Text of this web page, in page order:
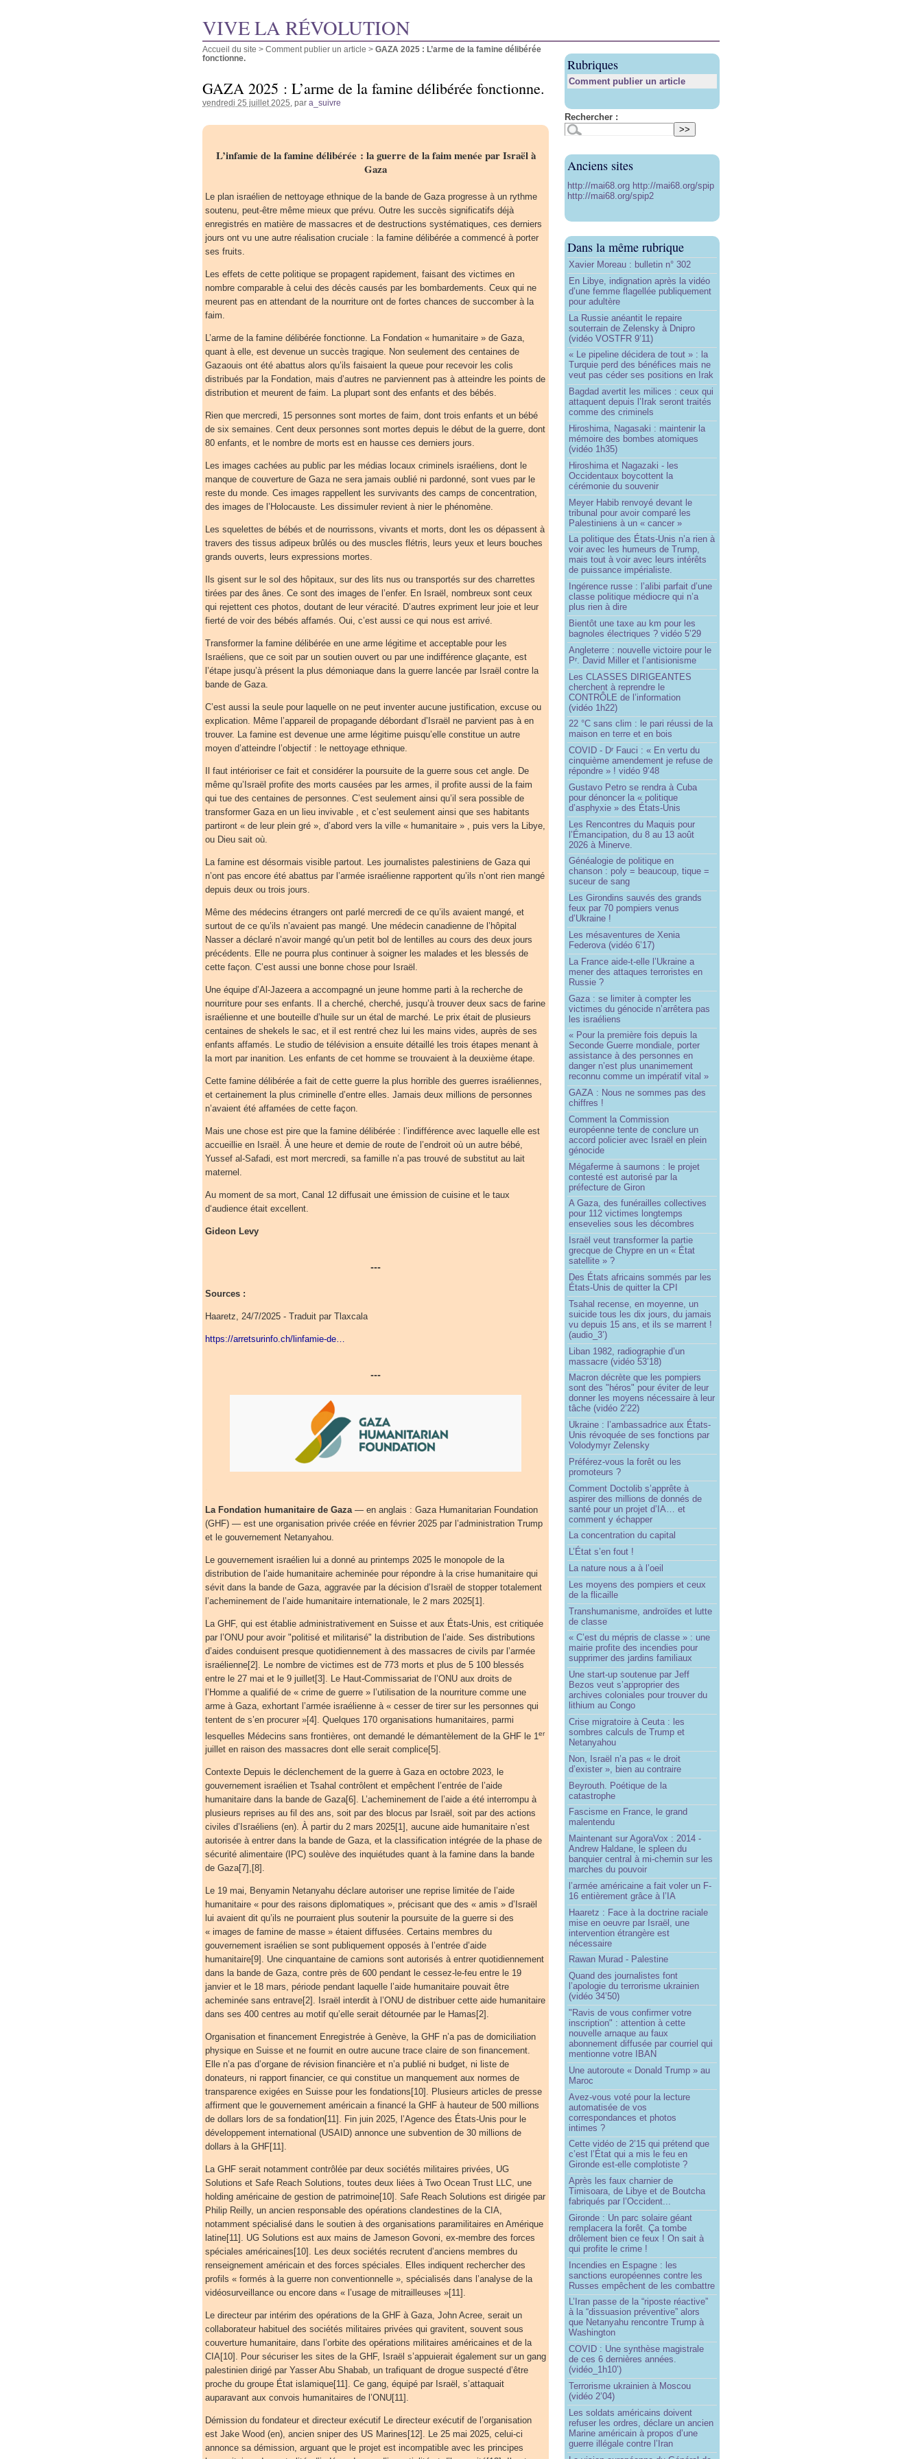
VIVE LA RÉVOLUTION
Accueil du site > Comment publier un article > GAZA 2025 : L’arme de la famine délibérée
fonctionne.
GAZA 2025 : L’arme de la famine délibérée fonctionne.
vendredi 25 juillet 2025 , par a_suivre
L’infamie de la famine délibérée : la guerre de la faim menée par Israël à
Gaza
Le plan israélien de nettoyage ethnique de la bande de Gaza progresse à un rythme
soutenu, peut-être même mieux que prévu. Outre les succès significatifs déjà
enregistrés en matière de massacres et de destructions systématiques, ces derniers
jours ont vu une autre réalisation cruciale : la famine délibérée a commencé à porter
ses fruits.
Les effets de cette politique se propagent rapidement, faisant des victimes en
nombre comparable à celui des décès causés par les bombardements. Ceux qui ne
meurent pas en attendant de la nourriture ont de fortes chances de succomber à la
faim.
L’arme de la famine délibérée fonctionne. La Fondation « humanitaire » de Gaza,
quant à elle, est devenue un succès tragique. Non seulement des centaines de
Gazaouis ont été abattus alors qu’ils faisaient la queue pour recevoir les colis
distribués par la Fondation, mais d’autres ne parviennent pas à atteindre les points de
distribution et meurent de faim. La plupart sont des enfants et des bébés.
Rien que mercredi, 15 personnes sont mortes de faim, dont trois enfants et un bébé
de six semaines. Cent deux personnes sont mortes depuis le début de la guerre, dont
80 enfants, et le nombre de morts est en hausse ces derniers jours.
Les images cachées au public par les médias locaux criminels israéliens, dont le
manque de couverture de Gaza ne sera jamais oublié ni pardonné, sont vues par le
reste du monde. Ces images rappellent les survivants des camps de concentration,
des images de l’Holocauste. Les dissimuler revient à nier le phénomène.
Les squelettes de bébés et de nourrissons, vivants et morts, dont les os dépassent à
travers des tissus adipeux brûlés ou des muscles flétris, leurs yeux et leurs bouches
grands ouverts, leurs expressions mortes.
Ils gisent sur le sol des hôpitaux, sur des lits nus ou transportés sur des charrettes
tirées par des ânes. Ce sont des images de l’enfer. En Israël, nombreux sont ceux
qui rejettent ces photos, doutant de leur véracité. D’autres expriment leur joie et leur
fierté de voir des bébés affamés. Oui, c’est aussi ce qui nous est arrivé.
Transformer la famine délibérée en une arme légitime et acceptable pour les
Israéliens, que ce soit par un soutien ouvert ou par une indifférence glaçante, est
l’étape jusqu’à présent la plus démoniaque dans la guerre lancée par Israël contre la
bande de Gaza.
C’est aussi la seule pour laquelle on ne peut inventer aucune justification, excuse ou
explication. Même l’appareil de propagande débordant d’Israël ne parvient pas à en
trouver. La famine est devenue une arme légitime puisqu’elle constitue un autre
moyen d’atteindre l’objectif : le nettoyage ethnique.
Il faut intérioriser ce fait et considérer la poursuite de la guerre sous cet angle. De
même qu’Israël profite des morts causées par les armes, il profite aussi de la faim
qui tue des centaines de personnes. C’est seulement ainsi qu’il sera possible de
transformer Gaza en un lieu invivable , et c’est seulement ainsi que ses habitants
partiront « de leur plein gré », d’abord vers la ville « humanitaire » , puis vers la Libye,
ou Dieu sait où.
La famine est désormais visible partout. Les journalistes palestiniens de Gaza qui
n’ont pas encore été abattus par l’armée israélienne rapportent qu’ils n’ont rien mangé
depuis deux ou trois jours.
Même des médecins étrangers ont parlé mercredi de ce qu’ils avaient mangé, et
surtout de ce qu’ils n’avaient pas mangé. Une médecin canadienne de l’hôpital
Nasser a déclaré n’avoir mangé qu’un petit bol de lentilles au cours des deux jours
précédents. Elle ne pourra plus continuer à soigner les malades et les blessés de
cette façon. C’est aussi une bonne chose pour Israël.
Une équipe d’Al-Jazeera a accompagné un jeune homme parti à la recherche de
nourriture pour ses enfants. Il a cherché, cherché, jusqu’à trouver deux sacs de farine
israélienne et une bouteille d’huile sur un étal de marché. Le prix était de plusieurs
centaines de shekels le sac, et il est rentré chez lui les mains vides, auprès de ses
enfants affamés. Le studio de télévision a ensuite détaillé les trois étapes menant à
la mort par inanition. Les enfants de cet homme se trouvaient à la deuxième étape.
Cette famine délibérée a fait de cette guerre la plus horrible des guerres israéliennes,
et certainement la plus criminelle d’entre elles. Jamais deux millions de personnes
n’avaient été affamées de cette façon.
Mais une chose est pire que la famine délibérée : l’indifférence avec laquelle elle est
accueillie en Israël. À une heure et demie de route de l’endroit où un autre bébé,
Yussef al-Safadi, est mort mercredi, sa famille n’a pas trouvé de substitut au lait
maternel.
Au moment de sa mort, Canal 12 diffusait une émission de cuisine et le taux
d‘audience était excellent.
Gideon Levy
---
Sources :
Haaretz, 24/7/2025 - Traduit par Tlaxcala
https://arretsurinfo.ch/linfamie-de…
---
La Fondation humanitaire de Gaza — en anglais : Gaza Humanitarian Foundation
(GHF) — est une organisation privée créée en février 2025 par l’administration Trump
et le gouvernement Netanyahou.
Le gouvernement israélien lui a donné au printemps 2025 le monopole de la
distribution de l’aide humanitaire acheminée pour répondre à la crise humanitaire qui
sévit dans la bande de Gaza, aggravée par la décision d’Israël de stopper totalement
l’acheminement de l’aide humanitaire internationale, le 2 mars 2025[1].
La GHF, qui est établie administrativement en Suisse et aux États-Unis, est critiquée
par l’ONU pour avoir "politisé et militarisé" la distribution de l’aide. Ses distributions
d’aides conduisent presque quotidiennement à des massacres de civils par l’armée
israélienne[2]. Le nombre de victimes est de 773 morts et plus de 5 100 blessés
entre le 27 mai et le 9 juillet[3]. Le Haut-Commissariat de l’ONU aux droits de
l’Homme a qualifié de « crime de guerre » l’utilisation de la nourriture comme une
arme à Gaza, exhortant l’armée israélienne à « cesser de tirer sur les personnes qui
tentent de s’en procurer »[4]. Quelques 170 organisations humanitaires, parmi
lesquelles Médecins sans frontières, ont demandé le démantèlement de la GHF le 1er
juillet en raison des massacres dont elle serait complice[5].
Contexte Depuis le déclenchement de la guerre à Gaza en octobre 2023, le
gouvernement israélien et Tsahal contrôlent et empêchent l’entrée de l’aide
humanitaire dans la bande de Gaza[6]. L’acheminement de l’aide a été interrompu à
plusieurs reprises au fil des ans, soit par des blocus par Israël, soit par des actions
civiles d’Israéliens (en). À partir du 2 mars 2025[1], aucune aide humanitaire n’est
autorisée à entrer dans la bande de Gaza, et la classification intégrée de la phase de
sécurité alimentaire (IPC) soulève des inquiétudes quant à la famine dans la bande
de Gaza[7],[8].
Le 19 mai, Benyamin Netanyahu déclare autoriser une reprise limitée de l’aide
humanitaire « pour des raisons diplomatiques », précisant que des « amis » d’Israël
lui avaient dit qu’ils ne pourraient plus soutenir la poursuite de la guerre si des
« images de famine de masse » étaient diffusées. Certains membres du
gouvernement israélien se sont publiquement opposés à l’entrée d’aide
humanitaire[9]. Une cinquantaine de camions sont autorisés à entrer quotidiennement
dans la bande de Gaza, contre près de 600 pendant le cessez-le-feu entre le 19
janvier et le 18 mars, période pendant laquelle l’aide humanitaire pouvait être
acheminée sans entrave[2]. Israël interdit à l’ONU de distribuer cette aide humanitaire
dans ses 400 centres au motif qu’elle serait détournée par le Hamas[2].
Organisation et financement Enregistrée à Genève, la GHF n’a pas de domiciliation
physique en Suisse et ne fournit en outre aucune trace claire de son financement.
Elle n’a pas d’organe de révision financière et n’a publié ni budget, ni liste de
donateurs, ni rapport financier, ce qui constitue un manquement aux normes de
transparence exigées en Suisse pour les fondations[10]. Plusieurs articles de presse
affirment que le gouvernement américain a financé la GHF à hauteur de 500 millions
de dollars lors de sa fondation[11]. Fin juin 2025, l’Agence des États-Unis pour le
développement international (USAID) annonce une subvention de 30 millions de
dollars à la GHF[11].
La GHF serait notamment contrôlée par deux sociétés militaires privées, UG
Solutions et Safe Reach Solutions, toutes deux liées à Two Ocean Trust LLC, une
holding américaine de gestion de patrimoine[10]. Safe Reach Solutions est dirigée par
Philip Reilly, un ancien responsable des opérations clandestines de la CIA,
notamment spécialisé dans le soutien à des organisations paramilitaires en Amérique
latine[11]. UG Solutions est aux mains de Jameson Govoni, ex-membre des forces
spéciales américaines[10]. Les deux sociétés recrutent d’anciens membres du
renseignement américain et des forces spéciales. Elles indiquent rechercher des
profils « formés à la guerre non conventionnelle », spécialisés dans l’analyse de la
vidéosurveillance ou encore dans « l’usage de mitrailleuses »[11].
Le directeur par intérim des opérations de la GHF à Gaza, John Acree, serait un
collaborateur habituel des sociétés militaires privées qui gravitent, souvent sous
couverture humanitaire, dans l’orbite des opérations militaires américaines et de la
CIA[10]. Pour sécuriser les sites de la GHF, Israël s’appuierait également sur un gang
palestinien dirigé par Yasser Abu Shabab, un trafiquant de drogue suspecté d’être
proche du groupe État islamique[11]. Ce gang, équipé par Israël, s’attaquait
auparavant aux convois humanitaires de l’ONU[11].
Démission du fondateur et directeur exécutif Le directeur exécutif de l’organisation
est Jake Wood (en), ancien sniper des US Marines[12]. Le 25 mai 2025, celui-ci
annonce sa démission, arguant que le projet est incompatible avec les principes
Rubriques
Comment publier un article
Rechercher :
Anciens sites
http://mai68.org http://mai68.org/spip
http://mai68.org/spip2
Dans la même rubrique
Xavier Moreau : bulletin n° 302
En Libye, indignation après la vidéo
d’une femme flagellée publiquement
pour adultère
La Russie anéantit le repaire
souterrain de Zelensky à Dnipro
(vidéo VOSTFR 9’11)
« Le pipeline décidera de tout » : la
Turquie perd des bénéfices mais ne
veut pas céder ses positions en Irak
Bagdad avertit les milices : ceux qui
attaquent depuis l’Irak seront traités
comme des criminels
Hiroshima, Nagasaki : maintenir la
mémoire des bombes atomiques
(vidéo 1h35)
Hiroshima et Nagazaki - les
Occidentaux boycottent la
cérémonie du souvenir
Meyer Habib renvoyé devant le
tribunal pour avoir comparé les
Palestiniens à un « cancer »
La politique des États-Unis n’a rien à
voir avec les humeurs de Trump,
mais tout à voir avec leurs intérêts
de puissance impérialiste.
Ingérence russe : l’alibi parfait d’une
classe politique médiocre qui n’a
plus rien à dire
Bientôt une taxe au km pour les
bagnoles électriques ? vidéo 5’29
Angleterre : nouvelle victoire pour le
Pr
. David Miller et l’antisionisme
Les CLASSES DIRIGEANTES
cherchent à reprendre le
CONTRÔLE de l’information
(vidéo 1h22)
22 °C sans clim : le pari réussi de la
maison en terre et en bois
COVID - Dr Fauci : « En vertu du
cinquième amendement je refuse de
répondre » ! vidéo 9’48
Gustavo Petro se rendra à Cuba
pour dénoncer la « politique
d’asphyxie » des États-Unis
Les Rencontres du Maquis pour
l’Émancipation, du 8 au 13 août
2026 à Minerve.
Généalogie de politique en
chanson : poly = beaucoup, tique =
suceur de sang
Les Girondins sauvés des grands
feux par 70 pompiers venus
d’Ukraine !
Les mésaventures de Xenia
Federova (vidéo 6’17)
La France aide-t-elle l’Ukraine a
mener des attaques terroristes en
Russie ?
Gaza : se limiter à compter les
victimes du génocide n’arrêtera pas
les israéliens
« Pour la première fois depuis la
Seconde Guerre mondiale, porter
assistance à des personnes en
danger n’est plus unanimement
reconnu comme un impératif vital »
GAZA : Nous ne sommes pas des
chiffres !
Comment la Commission
européenne tente de conclure un
accord policier avec Israël en plein
génocide
Mégaferme à saumons : le projet
contesté est autorisé par la
préfecture de Giron
A Gaza, des funérailles collectives
pour 112 victimes longtemps
ensevelies sous les décombres
Israël veut transformer la partie
grecque de Chypre en un « État
satellite » ?
Des États africains sommés par les
États-Unis de quitter la CPI
Tsahal recense, en moyenne, un
suicide tous les dix jours, du jamais
vu depuis 15 ans, et ils se marrent !
(audio_3’)
Liban 1982, radiographie d’un
massacre (vidéo 53’18)
Macron décrète que les pompiers
sont des "héros" pour éviter de leur
donner les moyens nécessaire à leur
tâche (vidéo 2’22)
Ukraine : l’ambassadrice aux États-
Unis révoquée de ses fonctions par
Volodymyr Zelensky
Préférez-vous la forêt ou les
promoteurs ?
Comment Doctolib s’apprête à
aspirer des millions de donnés de
santé pour un projet d’IA… et
comment y échapper
La concentration du capital
L’État s’en fout !
La nature nous a à l’oeil
Les moyens des pompiers et ceux
de la flicaille
Transhumanisme, androïdes et lutte
de classe
« C’est du mépris de classe » : une
mairie profite des incendies pour
supprimer des jardins familiaux
Une start-up soutenue par Jeff
Bezos veut s’approprier des
archives coloniales pour trouver du
lithium au Congo
Crise migratoire à Ceuta : les
sombres calculs de Trump et
Netanyahou
Non, Israël n’a pas « le droit
d’exister », bien au contraire
Beyrouth. Poétique de la
catastrophe
Fascisme en France, le grand
malentendu
Maintenant sur AgoraVox : 2014 -
Andrew Haldane, le spleen du
banquier central à mi-chemin sur les
marches du pouvoir
l’armée américaine a fait voler un F-
16 entièrement grâce à l’IA
Haaretz : Face à la doctrine raciale
mise en oeuvre par Israël, une
intervention étrangère est
nécessaire
Rawan Murad - Palestine
Quand des journalistes font
l’apologie du terrorisme ukrainien
(vidéo 34’50)
"Ravis de vous confirmer votre
inscription" : attention à cette
nouvelle arnaque au faux
abonnement diffusée par courriel qui
mentionne votre IBAN
Une autoroute « Donald Trump » au
Maroc
Avez-vous voté pour la lecture
automatisée de vos
correspondances et photos
intimes ?
Cette vidéo de 2’15 qui prétend que
c’est l’État qui a mis le feu en
Gironde est-elle complotiste ?
Après les faux charnier de
Timisoara, de Libye et de Boutcha
fabriqués par l’Occident...
Gironde : Un parc solaire géant
remplacera la forêt. Ça tombe
drôlement bien ce feux ! On sait à
qui profite le crime !
Incendies en Espagne : les
sanctions européennes contre les
Russes empêchent de les combattre
L’Iran passe de la “riposte réactive”
à la “dissuasion préventive” alors
que Netanyahu rencontre Trump à
Washington
COVID : Une synthèse magistrale
de ces 6 dernières années.
(vidéo_1h10’)
Terrorisme ukrainien à Moscou
(vidéo 2’04)
Les soldats américains doivent
refuser les ordres, déclare un ancien
Marine américain à propos d’une
guerre illégale contre l’Iran